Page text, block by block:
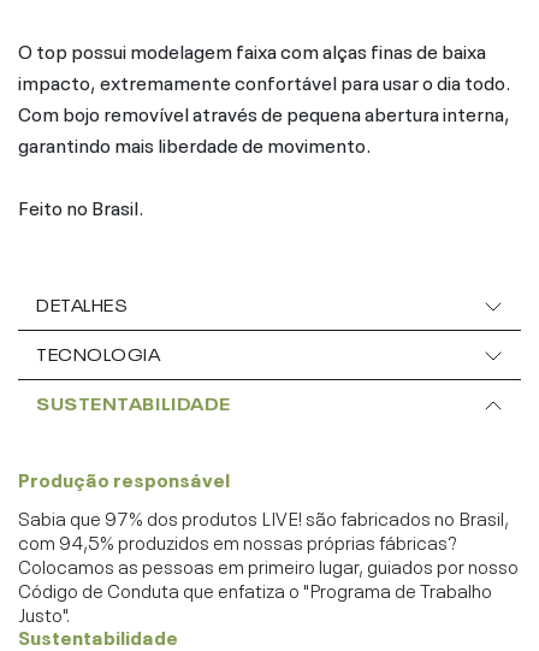
O top possui modelagem faixa com alças finas de baixa
impacto, extremamente confortável para usar o dia todo.
Com bojo removível através de pequena abertura interna,
garantindo mais liberdade de movimento.
Feito no Brasil.
DETALHES
TECNOLOGIA
SUSTENTABILIDADE
Produção responsável
Sabia que 97% dos produtos LIVE! são fabricados no Brasil,
com 94,5% produzidos em nossas próprias fábricas?
Colocamos as pessoas em primeiro lugar, guiados por nosso
Código de Conduta que enfatiza o "Programa de Trabalho
Justo".
Sustentabilidade